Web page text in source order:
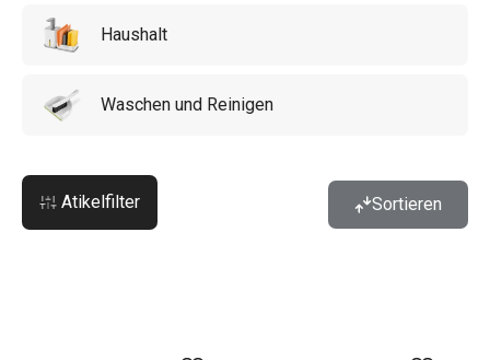
Haushalt
Waschen und Reinigen
Atikelfilter Sortieren